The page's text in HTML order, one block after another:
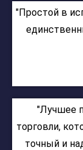
"Простой в
"Лучшее
торговли,
точный и